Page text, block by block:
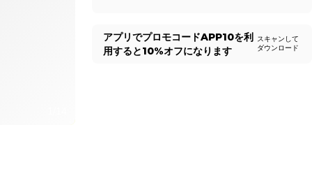
アプリでプロモコードAPP10を利
用すると10%オフになります
スキャンして
ダウンロード